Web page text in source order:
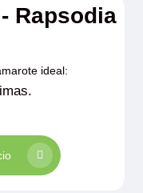
Rapsodia
ideal: